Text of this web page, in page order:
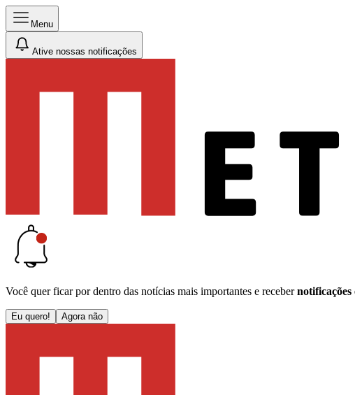
Menu
Ative nossas notificações
Você quer ficar por dentro das notícias mais importantes e receber notificações
Eu quero! Agora não